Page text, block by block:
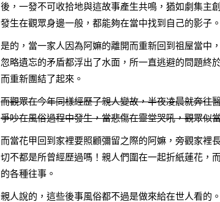
後，一發不可收拾地與這故事產生共鳴，猶如劇集主
發生在觀眾身邊一般，都能夠在當中找到自己的影子。
是的，當一家人因為阿嫲的離開而重新回到祖屋當中
忽略遺忘的矛盾都浮出了水面，所一直逃避的問題終
而重新團結了起來。
而觀眾在今年同樣經歷了親人變故，半夜凌晨就奔往
爭吵在風俗過程中發生，當悲傷在靈堂哭吼，觀眾似
而當花甲回到家裡要照顧彌留之際的阿嫲，旁觀家裡
切不都是所曾經歷過嗎！親人們圍在一起折紙蓮花，
的各種往事。
親人說的，這些後事風俗都不過是做來給在世人看的。